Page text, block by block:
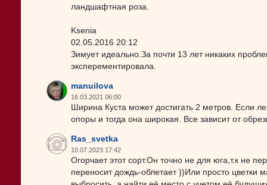
ландшафтная роза.
Ksenia
02.05.2016 20:12
Зимует идеально.За почти 13 лет никаких
эксперементировала.
manuilova
16.03.2021 06:00
Ширина Куста может достигать 2 метров. Если
опоры и тогда она широкая. Все зависит от
Ras_svetka
10.07.2023 17:42
Огорчает этот сорт.Он точно не для юга,т.к не
переносит дождь-облетает ))Или просто